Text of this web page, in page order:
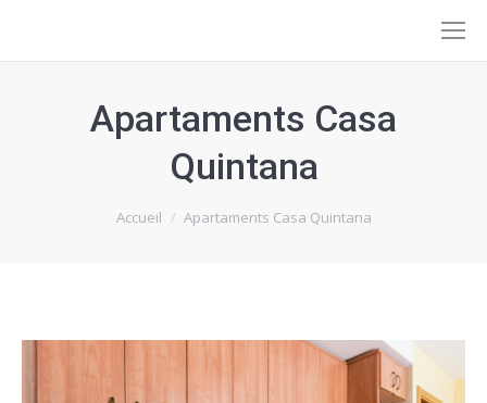
Apartaments Casa
Quintana
Vous êtes ici :Accueil Apartaments Casa Quintana